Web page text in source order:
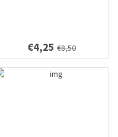
€4,25 €8,50